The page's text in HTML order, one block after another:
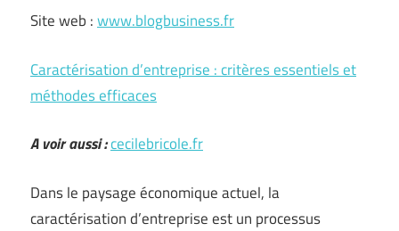
Site web :www.blogbusiness.fr
Caractérisation d’entreprise : critères essentiels et
méthodes efficaces
A voir aussi :cecilebricole.fr
Dans le paysage économique actuel, la
caractérisation d’entreprise est un processus